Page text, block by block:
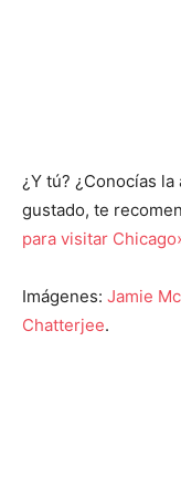
¿Y tú? ¿Conocías
gustado, te
para visitar
Imágenes: Jamie
Chatterjee.